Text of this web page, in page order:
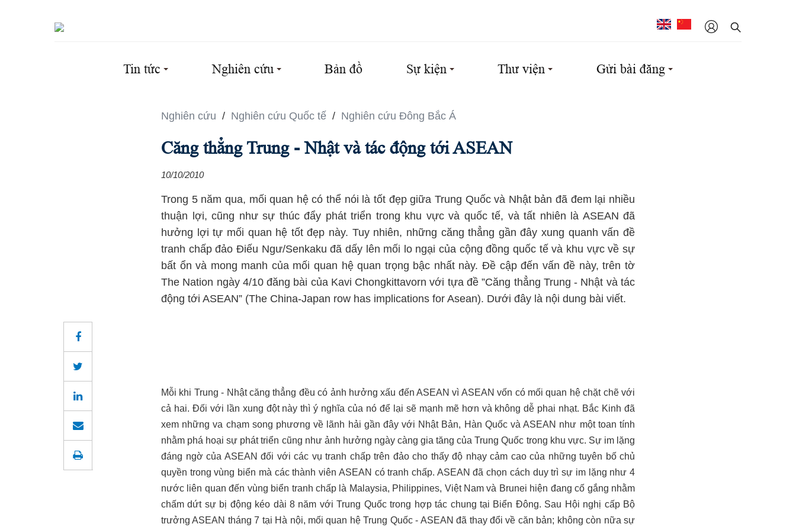
Tin tức Nghiên cứu Bản đồ Sự kiện Thư viện Gửi bài đăng
Nghiên cứu / Nghiên cứu Quốc tế / Nghiên cứu Đông Bắc Á
Căng thẳng Trung - Nhật và tác động tới ASEAN
10/10/2010
Trong 5 năm qua, mối quan hệ có thể nói là tốt đẹp giữa Trung Quốc và Nhật bản đã đem lại nhiều
thuận lợi, cũng như sự thúc đẩy phát triển trong khu vực và quốc tế, và tất nhiên là ASEAN đã
hưởng lợi tự mối quan hệ tốt đẹp này. Tuy nhiên, những căng thẳng gần đây xung quanh vấn đề
tranh chấp đảo Điếu Ngư/Senkaku đã dấy lên mối lo ngại của cộng đồng quốc tế và khu vực về sự
bất ổn và mong manh của mối quan hệ quan trọng bậc nhất này. Đề cập đến vấn đề này, trên tờ
The Nation ngày 4/10 đăng bài của Kavi Chongkittavorn với tựa đề ”Căng thẳng Trung - Nhật và tác
động tới ASEAN” (The China-Japan row has implications for Asean). Dưới đây là nội dung bài viết.
Mỗi khi Trung - Nhật căng thẳng đều có ảnh hưởng xấu đến ASEAN vì ASEAN vốn có mối quan hệ chặt chẽ với
cả hai. Đối với lần xung đột này thì ý nghĩa của nó để lại sẽ mạnh mẽ hơn và không dễ phai nhạt. Bắc Kinh đã
xem những va chạm song phương về lãnh hải gần đây với Nhật Bản, Hàn Quốc và ASEAN như một toan tính
nhằm phá hoại sự phát triển cũng như ảnh hưởng ngày càng gia tăng của Trung Quốc trong khu vực. Sự im lặng
đáng ngờ của ASEAN đối với các vụ tranh chấp trên đảo cho thấy độ nhạy cảm cao của những tuyên bố chủ
quyền trong vùng biển mà các thành viên ASEAN có tranh chấp. ASEAN đã chọn cách duy trì sự im lặng như 4
nước liên quan đến vùng biển tranh chấp là Malaysia, Philippines, Việt Nam và Brunei hiện đang cố gắng nhằm
chấm dứt sự bị động kéo dài 8 năm với Trung Quốc trong hợp tác chung tại Biển Đông. Sau Hội nghị cấp Bộ
trưởng ASEAN tháng 7 tại Hà nội, mối quan hệ Trung Quốc - ASEAN đã thay đổi về căn bản; không còn nữa sự